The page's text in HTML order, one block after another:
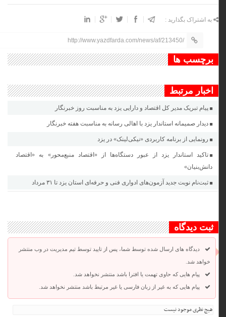
به اشتراک بگذارید :
http://www.yazdfarda.com/news/af/213450/
برچسب ها
اخبار مرتبط
پیام تبریک مدیر کل اقتصاد و دارایی یزد به مناسبت روز خبرنگار
دیدار صمیمانه استاندار یزد با اهالی رسانه به مناسبت هفته خبرنگار
رونمایی از برنامه کاربردی «نیکی‌لینک» در یزد
تاکید استاندار یزد از عبور دستگاه‌ها از «اقتصاد منبع‌محور» به «اقتصاد
دانش‌بنیان»
ثبت‌نام نوبت جدید آزمون‌های ادواری فنی و حرفه‌ای استان یزد تا ٣١ مرداد
ثبت دیدگاه
دیدگاه های ارسال شده توسط شما، پس از تایید توسط تیم مدیریت در وب منتشر
خواهد شد.
پیام هایی که حاوی تهمت یا افترا باشد منتشر نخواهد شد.
پیام هایی که به غیر از زبان فارسی یا غیر مرتبط باشد منتشر نخواهد شد.
هیچ نظری موجود نیست